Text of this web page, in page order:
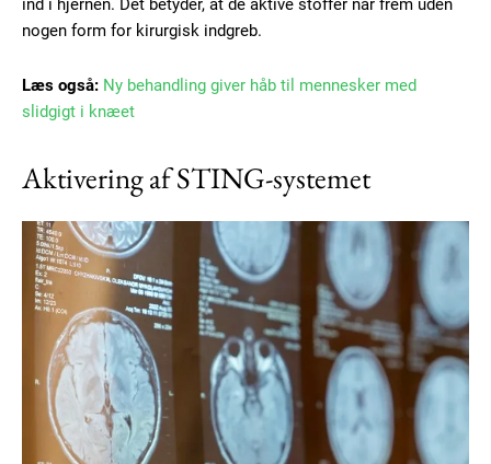
ind i hjernen. Det betyder, at de aktive stoffer når frem uden
nogen form for kirurgisk indgreb.
Læs også: Ny behandling giver håb til mennesker med
slidgigt i knæet
Aktivering af STING-systemet